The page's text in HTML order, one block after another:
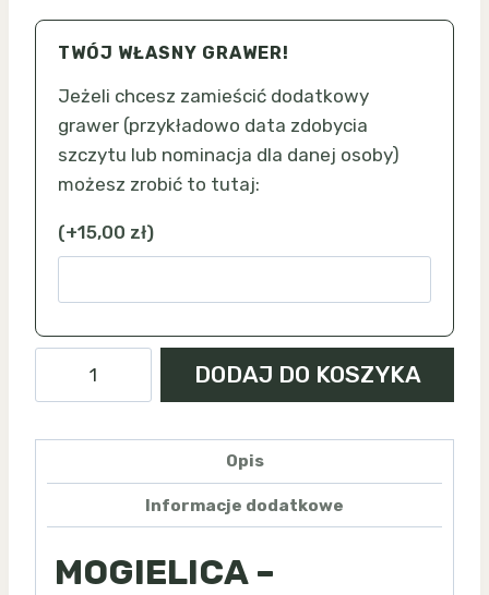
TWÓJ WŁASNY GRAWER!
Jeżeli chcesz zamieścić dodatkowy
grawer (przykładowo data zdobycia
szczytu lub nominacja dla danej osoby)
możesz zrobić to tutaj:
(+15,00 zł)
DODAJ DO KOSZYKA
Opis
Informacje dodatkowe
MOGIELICA –